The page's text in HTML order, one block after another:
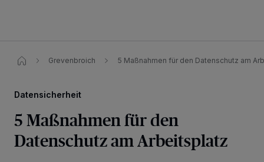
Grevenbroich 5 Maßnahmen für den Datenschutz am
Datensicherheit
5 Maßnahmen für den
Datenschutz am Arbeitsplatz